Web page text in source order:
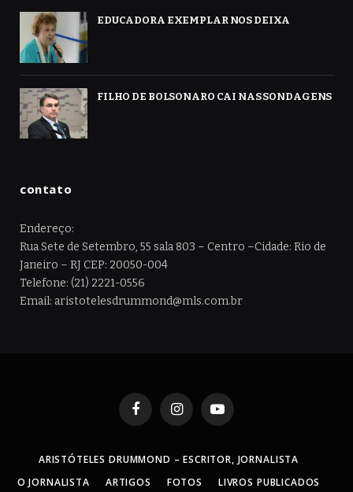
EDUCADORA EXEMPLAR NOS DEIXA
FILHO DE BOLSONARO CAI NAS SONDAGENS
contato
Endereço:
Rua Sete de Setembro, 55 sala 803 – Centro –Cidade: Rio de
Janeiro – RJ CEP: 20050-004
Telefone: (21) 2221-0556
Email: aristotelesdrummond@mls.com.br
FacebookInstagramYouTube
ARISTÓTELES DRUMMOND – ESCRITOR, JORNALISTA
O JORNALISTA
ARTIGOS FOTOS LIVROS PUBLICADOS